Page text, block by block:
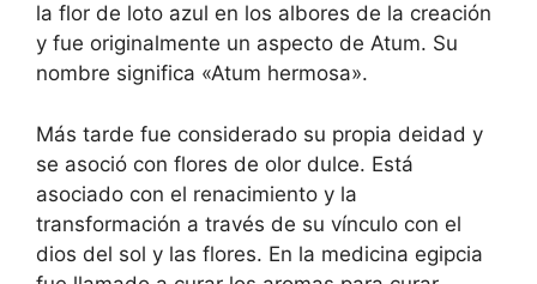
la flor de loto azul en los albores de la creación
y fue originalmente un aspecto de Atum. Su
nombre significa «Atum hermosa».
Más tarde fue considerado su propia deidad y
se asoció con flores de olor dulce. Está
asociado con el renacimiento y la
transformación a través de su vínculo con el
dios del sol y las flores. En la medicina egipcia